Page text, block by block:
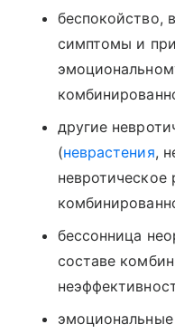
беспокойство,
симптомы и
другие
(неврастения,
невротическое
бессонница
составе